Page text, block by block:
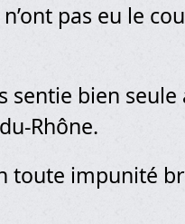
pas eu le
sentie bien seule
Rhône.
toute impunité